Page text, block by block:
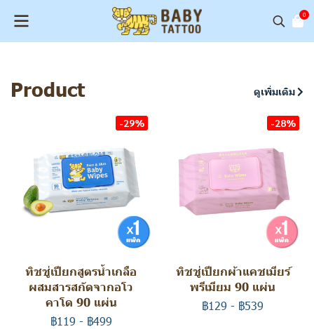
0
Product ดูเพิ่มเติม
-29%
ทิชชู่เปียกสูตรน้ำเกลือ
ผสมสารสกัดจากอโว
คาโด 90 แผ่น
฿119 - ฿499
-28%
ทิชชู่เปียกผ้าแคชเมียร์
พรีเมียม 90 แผ่น
฿129 - ฿539